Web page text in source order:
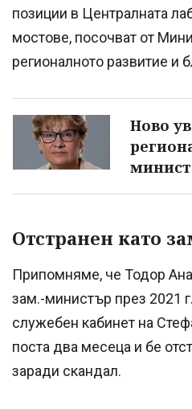
позиции в Централната
мостове, посочват от
регионалното развитие и
Ново
Отстранен като
Припомняме, че Тодор
зам.-министър през 2021
служебен кабинет на
поста два месеца и бе
заради скандал.